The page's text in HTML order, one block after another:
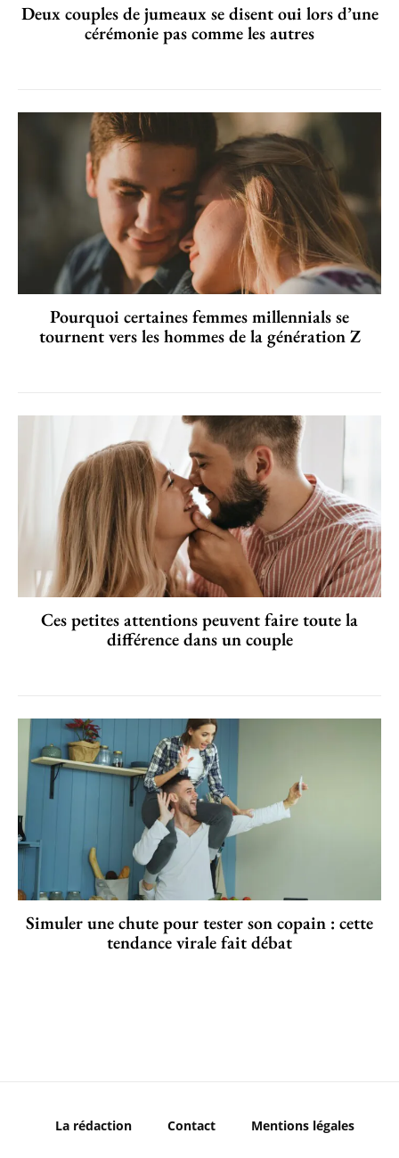
Deux couples de jumeaux se disent oui lors d’une
cérémonie pas comme les autres
Pourquoi certaines femmes millennials se
tournent vers les hommes de la génération Z
Ces petites attentions peuvent faire toute la
différence dans un couple
Simuler une chute pour tester son copain : cette
tendance virale fait débat
La rédaction Contact Mentions légales